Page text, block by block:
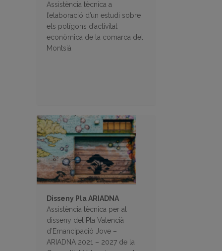
Assistència tècnica a
l’elaboració d’un estudi sobre
els polígons d’activitat
econòmica de la comarca del
Montsià
Disseny Pla ARIADNA
Assistència tècnica per al
disseny del Pla Valencià
d’Emancipació Jove –
ARIADNA 2021 – 2027 de la